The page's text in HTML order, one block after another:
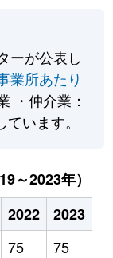
ーが公表し
業所あたり
・仲介業：
います。
～2023年）
2022
2023
75 75